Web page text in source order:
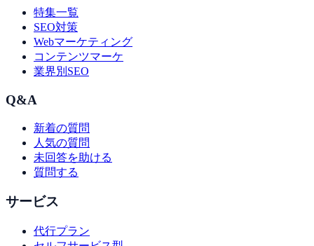
特集一覧
SEO対策
Webマーケティング
コンテンツマーケ
業界別SEO
Q&A
新着の質問
人気の質問
未回答を助ける
質問する
サービス
代行プラン